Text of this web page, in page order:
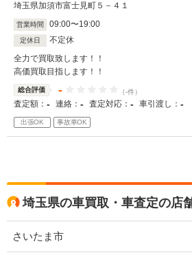
埼玉県加須市富士見町５－４１
営業時間 09:00〜19:00
定休日
不定休
全力で買取致します！！
高価買取目指します！！
総合評価 - （-件）
査定額： - 連絡： - 査定対応： - 車引渡し： -
出張OK 事故車OK
埼玉県の車買取・車査定の店
さいたま市